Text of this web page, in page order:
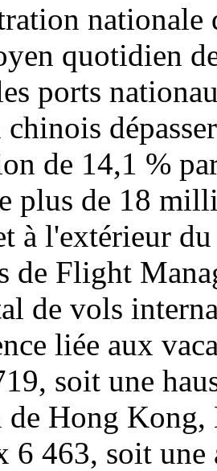
nationale
quotidien
ports
de 14,1 %
plus de 18
à l'extérieur
de Flight
de vols
liée aux
soit une
de Hong
6 463, soit